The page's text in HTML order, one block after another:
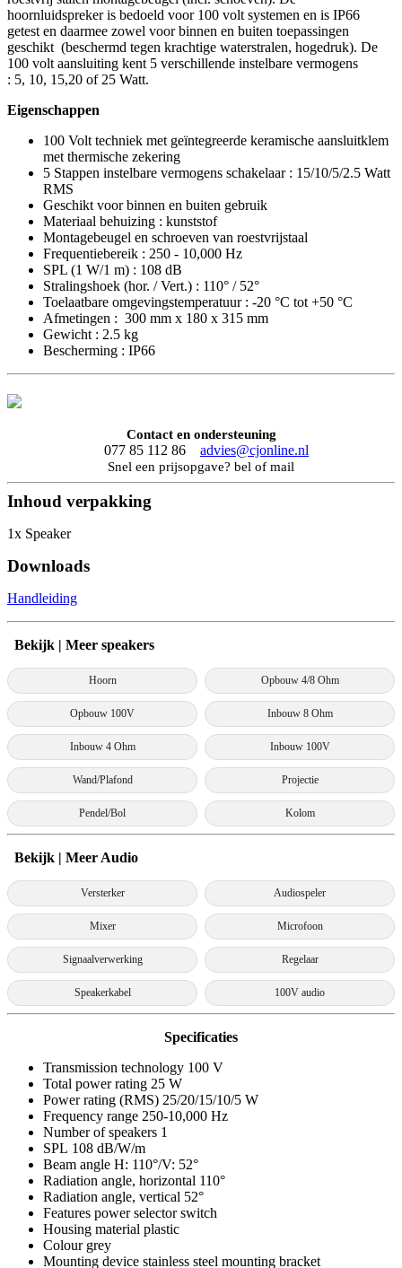
hoornluidspreker is bedoeld voor 100 volt systemen en is IP66
getest en daarmee zowel voor binnen en buiten toepassingen
geschikt (beschermd tegen krachtige waterstralen, hogedruk). De
100 volt aansluiting kent 5 verschillende instelbare vermogens
: 5, 10, 15,20 of 25 Watt.
Eigenschappen
100 Volt techniek met geïntegreerde keramische aansluitklem
met thermische zekering
5 Stappen instelbare vermogens schakelaar : 15/10/5/2.5 Watt
RMS
Geschikt voor binnen en buiten gebruik
Materiaal behuizing : kunststof
Montagebeugel en schroeven van roestvrijstaal
Frequentiebereik : 250 - 10,000 Hz
SPL (1 W/1 m) : 108 dB
Stralingshoek (hor. / Vert.) : 110° / 52°
Toelaatbare omgevingstemperatuur : -20 °C tot +50 °C
Afmetingen : 300 mm x 180 x 315 mm
Gewicht : 2.5 kg
Bescherming : IP66
Contact en ondersteuning
077 85 112 86 advies@cjonline.nl
Snel een prijsopgave? bel of mail
Inhoud verpakking
1x Speaker
Downloads
Handleiding
Bekijk | Meer speakers
Hoorn Opbouw 4/8 Ohm
Opbouw 100V Inbouw 8 Ohm
Inbouw 4 Ohm Inbouw 100V
Wand/Plafond Projectie
Pendel/Bol Kolom
Bekijk | Meer Audio
Versterker Audiospeler
Mixer Microfoon
Signaalverwerking Regelaar
Speakerkabel 100V audio
Specificaties
Transmission technology 100 V
Total power rating 25 W
Power rating (RMS) 25/20/15/10/5 W
Frequency range 250-10,000 Hz
Number of speakers 1
SPL 108 dB/W/m
Beam angle H: 110°/V: 52°
Radiation angle, horizontal 110°
Radiation angle, vertical 52°
Features power selector switch
Housing material plastic
Colour grey
Mounting device stainless steel mounting bracket